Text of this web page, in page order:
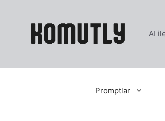
AI
Promptlar